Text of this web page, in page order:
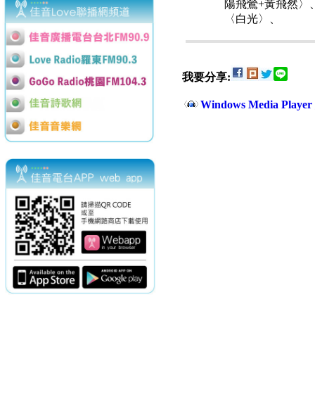
陽飛鶯+黃飛然〉
〈白光〉、
我要分享:
Windows Media